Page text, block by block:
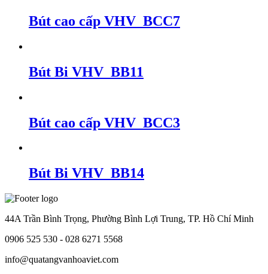
Bút cao cấp VHV_BCC7
Bút Bi VHV_BB11
Bút cao cấp VHV_BCC3
Bút Bi VHV_BB14
44A Trần Bình Trọng, Phường Bình Lợi Trung, TP. Hồ Chí Minh
0906 525 530 - 028 6271 5568
info@quatangvanhoaviet.com